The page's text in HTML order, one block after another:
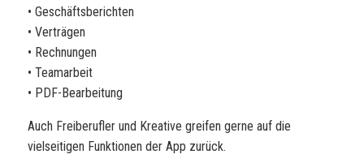
• Geschäftsberichten
• Verträgen
• Rechnungen
• Teamarbeit
• PDF-Bearbeitung
Auch Freiberufler und Kreative greifen gerne auf die
vielseitigen Funktionen der App zurück.